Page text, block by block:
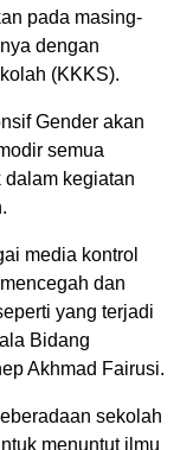
pada masing-
dengan
(KKKS).
Gender akan
semua
dalam kegiatan
media kontrol
dan
yang terjadi
Bidang
Akhmad Fairusi.
sekolah
menuntut ilmu